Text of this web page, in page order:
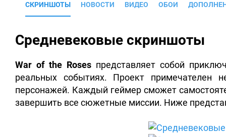
СКРИНШОТЫ НОВОСТИ ВИДЕО ОБОИ
Средневековые скриншоты
War of the Roses представляет собой
реальных событиях. Проект примечателен
персонажей. Каждый геймер сможет
завершить все сюжетные миссии. Ниже